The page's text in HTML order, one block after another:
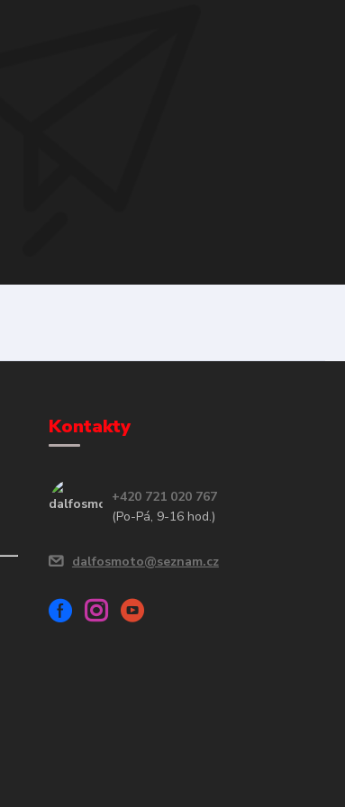
Kontakty
+420 721 020 767
(Po-Pá, 9-16 hod.)
dalfosmoto@seznam.cz